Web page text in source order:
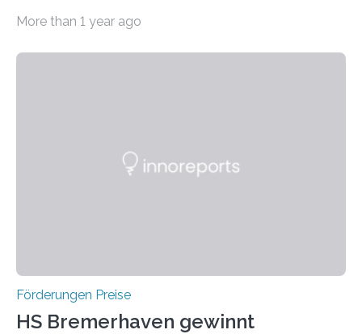
Leben gerufen, um die bemerkenswertesten
Foundation, des BIAL Award in Biomedicine ist in
More than 1 year ago
Förderungen Preise
HS Bremerhaven gewinnt